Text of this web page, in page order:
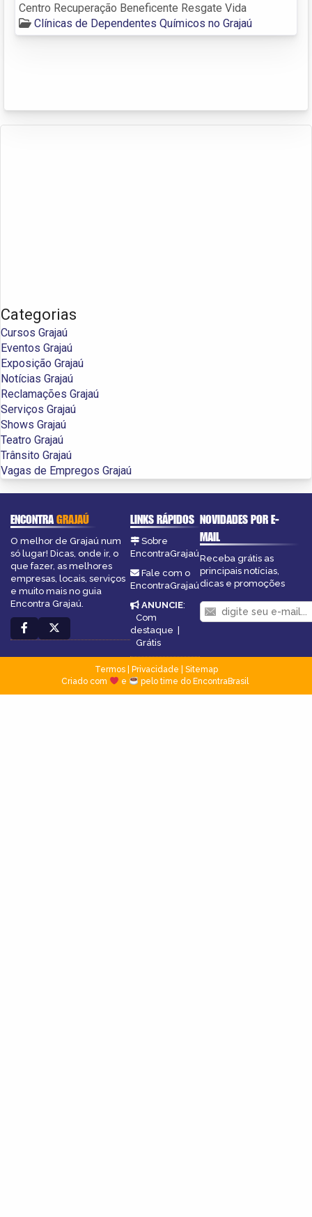
Centro Recuperação Beneficente Resgate Vida
Clínicas de Dependentes Químicos no Grajaú
Categorias
Cursos Grajaú
Eventos Grajaú
Exposição Grajaú
Notícias Grajaú
Reclamações Grajaú
Serviços Grajaú
Shows Grajaú
Teatro Grajaú
Trânsito Grajaú
Vagas de Empregos Grajaú
ENCONTRAGRAJAÚ
O melhor de Grajaú num
só lugar! Dicas, onde ir, o
que fazer, as melhores
empresas, locais, serviços
e muito mais no guia
Encontra Grajaú.
LINKS RÁPIDOS
Sobre
EncontraGrajaú
Fale com o
EncontraGrajaú
ANUNCIE:
Com
destaque |
Grátis
NOVIDADES POR E-
MAIL
Receba grátis as
principais notícias,
dicas e promoções
Termos| Privacidade
Sitemap
Criado com
e pelo time do EncontraBrasil